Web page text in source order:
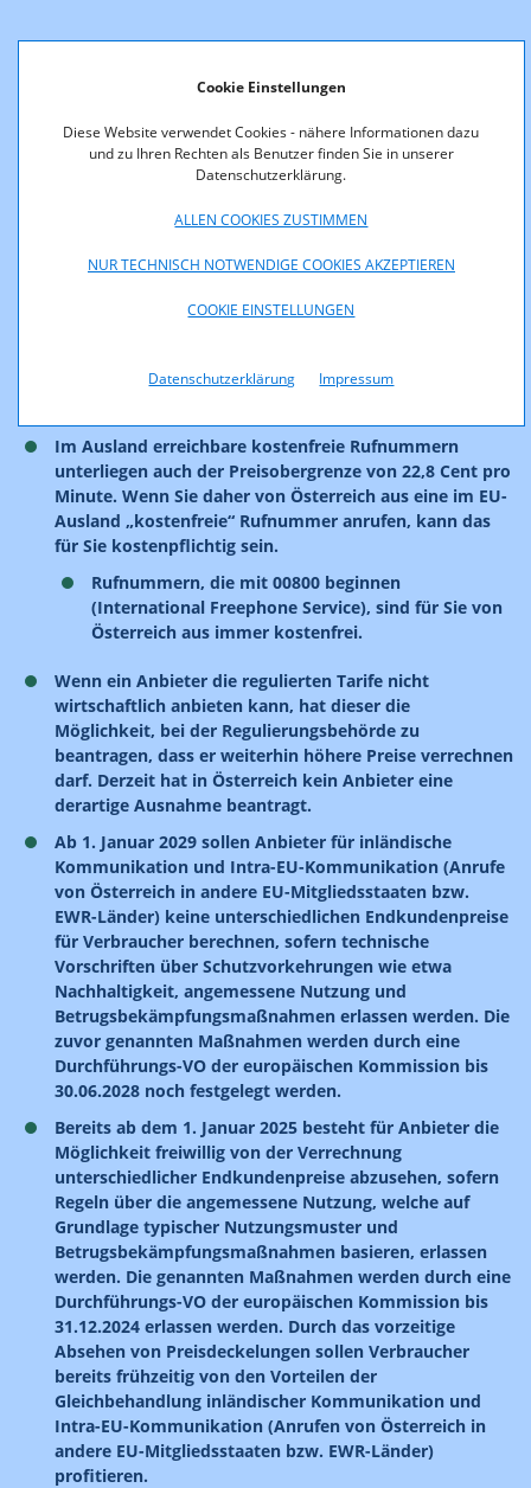
Cookie Einstellungen
Diese Website verwendet Cookies - nähere Informationen dazu
und zu Ihren Rechten als Benutzer finden Sie in unserer
Datenschutzerklärung.
ALLEN COOKIES ZUSTIMMEN
NUR TECHNISCH NOTWENDIGE COOKIES AKZEPTIEREN
COOKIE EINSTELLUNGEN
Datenschutzerklärung Impressum
Was ist sonst noch zu beachten?
Die Taktung von regulierten Auslandsverbindungen in
die EU ist mit 60/60 beschränkt. Es darf daher maximal
verrechnet werden, darf der Gesamtpreis (Entgelt pro
Minute nicht überschreiten. Bei Setupkosten handelt es
Verbindung. In Österreich werden solche Kosten
Im Ausland erreichbare kostenfreie Rufnummern
unterliegen auch der Preisobergrenze von 22,8 Cent pro
Minute. Wenn Sie daher von Österreich aus eine im EU-
Ausland „kostenfreie“ Rufnummer anrufen, kann das
für Sie kostenpflichtig sein.
Rufnummern, die mit 00800 beginnen
(International Freephone Service), sind für Sie von
Österreich aus immer kostenfrei.
Wenn ein Anbieter die regulierten Tarife nicht
wirtschaftlich anbieten kann, hat dieser die
Möglichkeit, bei der Regulierungsbehörde zu
beantragen, dass er weiterhin höhere Preise verrechnen
darf. Derzeit hat in Österreich kein Anbieter eine
derartige Ausnahme beantragt.
Ab 1. Januar 2029 sollen Anbieter für inländische
Kommunikation und Intra-EU-Kommunikation (Anrufe
von Österreich in andere EU-Mitgliedsstaaten bzw.
EWR-Länder) keine unterschiedlichen Endkundenpreise
für Verbraucher berechnen, sofern technische
Vorschriften über Schutzvorkehrungen wie etwa
Nachhaltigkeit, angemessene Nutzung und
Betrugsbekämpfungsmaßnahmen erlassen werden. Die
zuvor genannten Maßnahmen werden durch eine
Durchführungs-VO der europäischen Kommission bis
30.06.2028 noch festgelegt werden.
Bereits ab dem 1. Januar 2025 besteht für Anbieter die
Möglichkeit freiwillig von der Verrechnung
unterschiedlicher Endkundenpreise abzusehen, sofern
Regeln über die angemessene Nutzung, welche auf
Grundlage typischer Nutzungsmuster und
Betrugsbekämpfungsmaßnahmen basieren, erlassen
werden. Die genannten Maßnahmen werden durch eine
Durchführungs-VO der europäischen Kommission bis
31.12.2024 erlassen werden. Durch das vorzeitige
Absehen von Preisdeckelungen sollen Verbraucher
bereits frühzeitig von den Vorteilen der
Gleichbehandlung inländischer Kommunikation und
Intra-EU-Kommunikation (Anrufen von Österreich in
andere EU-Mitgliedsstaaten bzw. EWR-Länder)
profitieren.